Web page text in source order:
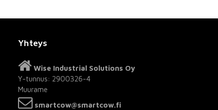
Yhteys
Wise Industrial Solutions Oy
Y-tunnus: 2900326-4
Muurame
smartcow@smartcow.fi